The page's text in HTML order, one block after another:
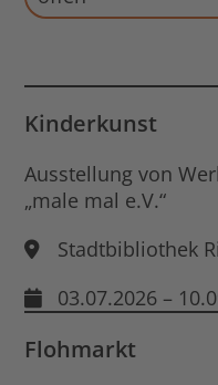
Kinderkunst
Ausstellung von
„male mal e.V.“
Stadtbibliothek
03.07.2026 –
Flohmarkt